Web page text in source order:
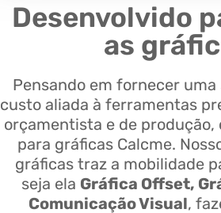
Desenvolvido
as
Pensando em fornecer
custo aliada à ferramentas
orçamentista e de produção,
para gráficas Calcme.
gráficas traz a mobilidade
seja ela Gráfica Offset,
Comunicação Visual,